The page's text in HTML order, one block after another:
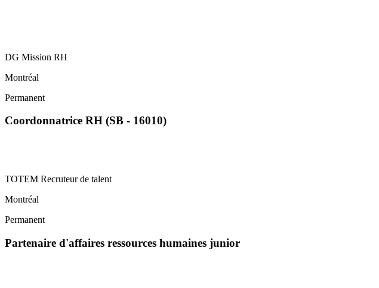
DG Mission RH
Montréal
Permanent
Coordonnatrice RH (SB - 16010)
TOTEM Recruteur de talent
Montréal
Permanent
Partenaire d'affaires ressources humaines junior